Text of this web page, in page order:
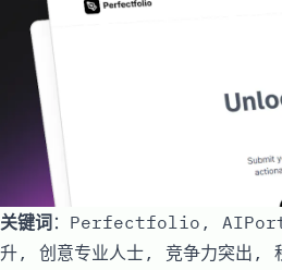
关键词：Perfectfolio,
升, 创意专业人士, 竞争力突出,